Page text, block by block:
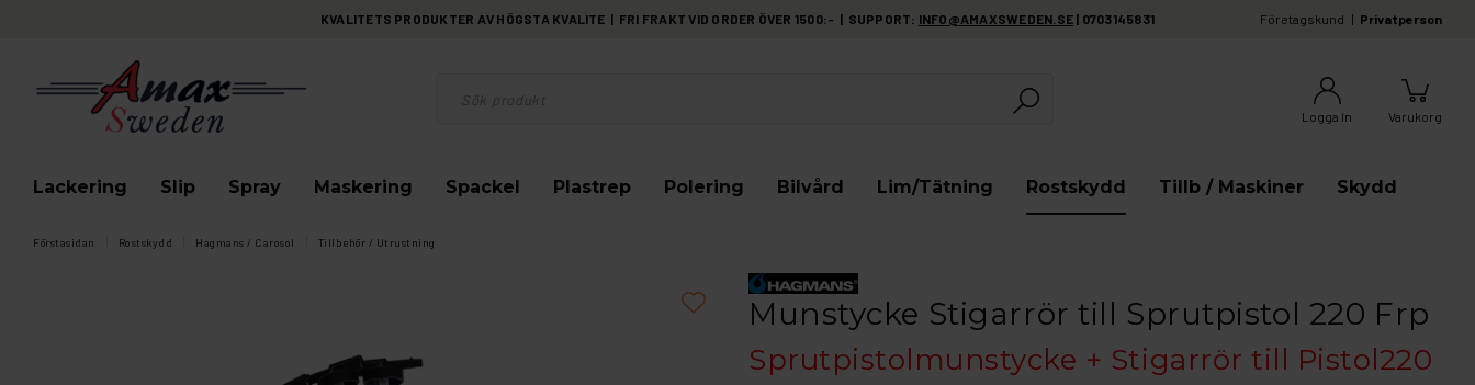
Företagskund Privatperson
KVALITETS PRODUKTER AV HÖGSTA KVALITE | FRI FRAKT VID ORDER ÖVER 1500:- | SUPPORT: INFO@AMAXSWEDEN.SE | 0703145831
Varukorg
Logga In
Lackering Slip Spray Maskering Spackel Plastrep Polering Bilvård Lim/Tätning Rostskydd Tillb / Maskiner Skydd
Förstasidan Rostskydd Hagmans / Carosol Tillbehör / Utrustning
Munstycke Stigarrör till Sprutpistol 220 Frp
Sprutpistolmunstycke + Stigarrör till Pistol220